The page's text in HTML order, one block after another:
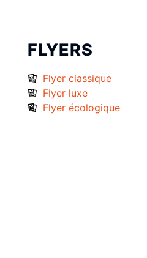
FLYERS
Flyer classique
Flyer luxe
Flyer écologique